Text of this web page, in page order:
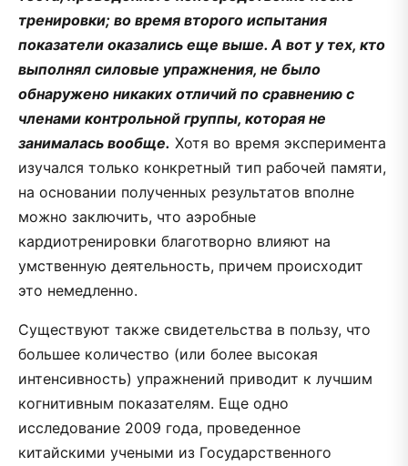
тренировки; во время второго испытания
показатели оказались еще выше. А вот у тех, кто
выполнял силовые упражнения, не было
обнаружено никаких отличий по сравнению с
членами контрольной группы, которая не
занималась вообще. Хотя во время эксперимента
изучался только конкретный тип рабочей памяти,
на основании полученных результатов вполне
можно заключить, что аэробные
кардиотренировки благотворно влияют на
умственную деятельность, причем происходит
это немедленно.
Существуют также свидетельства в пользу, что
большее количество (или более высокая
интенсивность) упражнений приводит к лучшим
когнитивным показателям. Еще одно
исследование 2009 года, проведенное
китайскими учеными из Государственного